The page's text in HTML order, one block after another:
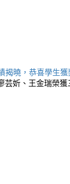
揭曉，恭喜學生
妡、王金瑞榮